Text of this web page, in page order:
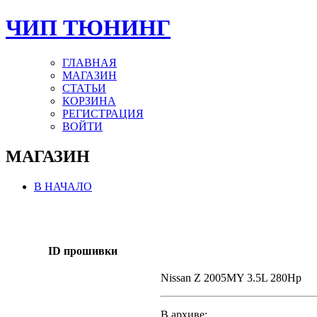
ЧИП ТЮНИНГ
ГЛАВНАЯ
МАГАЗИН
СТАТЬИ
КОРЗИНА
РЕГИСТРАЦИЯ
ВОЙТИ
МАГАЗИН
В НАЧАЛО
ID прошивки
Nissan Z 2005MY 3.5L 280Hp
В архиве: